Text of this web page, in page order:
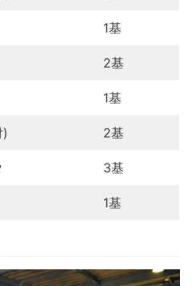
1基
2基
1基
2基
3基
1基